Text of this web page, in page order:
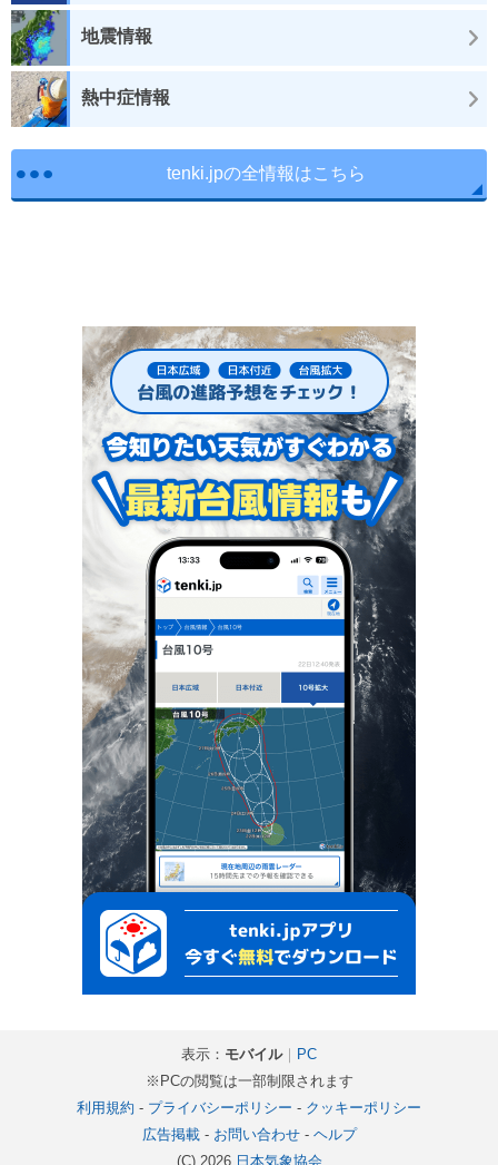
地震情報
熱中症情報
tenki.jpの全情報はこちら
表示： モバイル｜
PC
※PCの閲覧は一部制限されます
利用規約 - プライバシーポリシー - クッキーポリシー
広告掲載- お問い合わせ- ヘルプ
(C) 2026 日本気象協会